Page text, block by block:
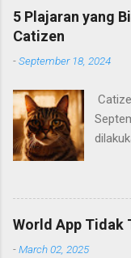
websitenya dan
poin yang perlu
5 Plajaran yang
Catizen
-September 18, 2024
sudah
World App Tidak
-March 02, 2025